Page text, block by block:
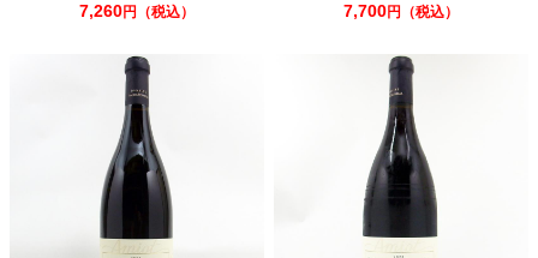
7,260円（税込） 7,700円（税込）